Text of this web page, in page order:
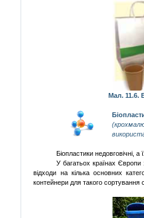
Мал. 11.6.
Біопластики недовговічні,
У багатьох країнах
відходи на кілька основних
контейнери для такого сортування